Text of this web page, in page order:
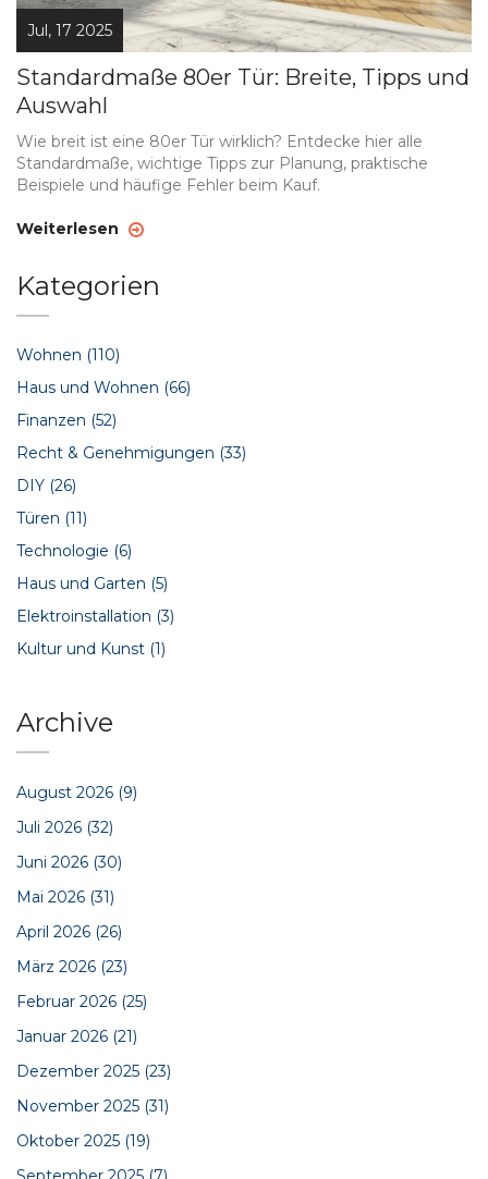
Jul, 17 2025
Standardmaße 80er Tür: Breite, Tipps und
Auswahl
Wie breit ist eine 80er Tür wirklich? Entdecke hier alle
Standardmaße, wichtige Tipps zur Planung, praktische
Beispiele und häufige Fehler beim Kauf.
Weiterlesen
Kategorien
Wohnen (110)
Haus und Wohnen (66)
Finanzen (52)
Recht & Genehmigungen (33)
DIY (26)
Türen (11)
Technologie (6)
Haus und Garten (5)
Elektroinstallation (3)
Kultur und Kunst (1)
Archive
August 2026 (9)
Juli 2026 (32)
Juni 2026 (30)
Mai 2026 (31)
April 2026 (26)
März 2026 (23)
Februar 2026 (25)
Januar 2026 (21)
Dezember 2025 (23)
November 2025 (31)
Oktober 2025 (19)